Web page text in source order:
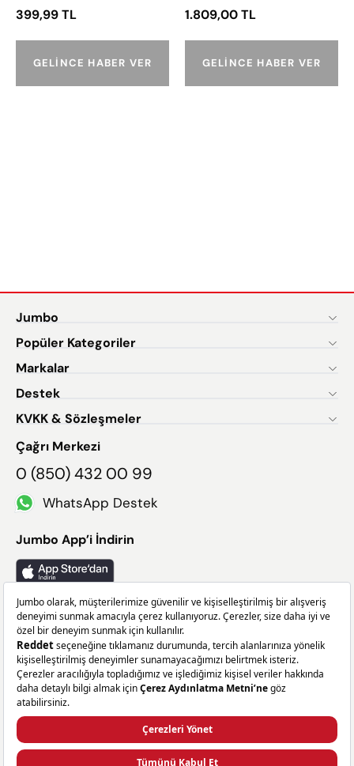
399,99 TL
GELINCE HABER VER
1.809,00 TL
GELINCE HABER VER
Jumbo
Popüler Kategoriler
Markalar
Destek
KVKK & Sözleşmeler
Çağrı Merkezi
0 (850) 432 00 99
WhatsApp Destek
Jumbo App’i İndirin
Takip Edin
Facebook
X